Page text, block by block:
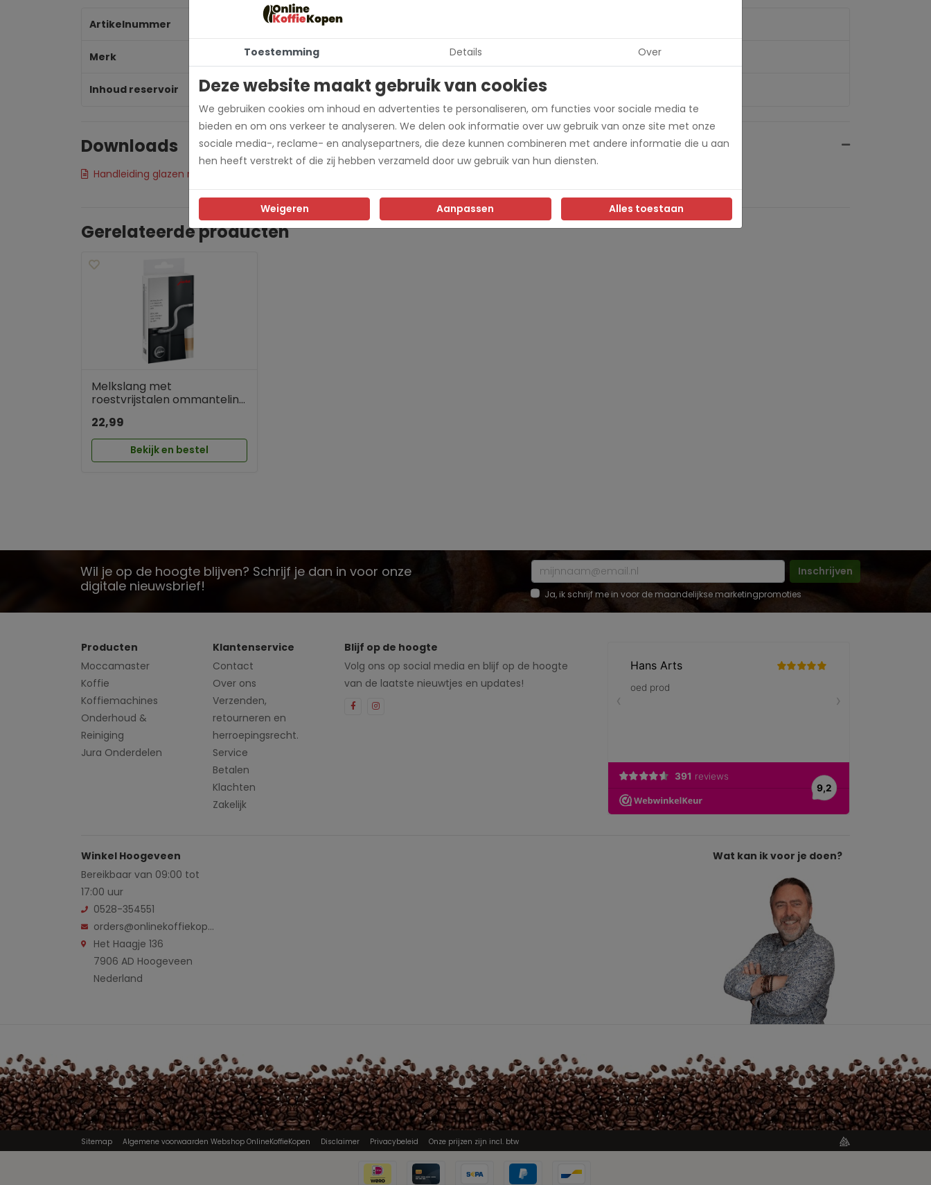
Artikelnummer 72570
Merk Jura
Inhoud reservoir 0,5 L
Downloads
Handleiding glazen melkhouder van Jura
Gerelateerde producten
Melkslang met
roestvrijstalen ommantelin...
22,99
Bekijk en bestel
Wil je op de hoogte blijven? Schrijf je dan in voor onze
digitale nieuwsbrief!
Inschrijven
Ja, ik schrijf me in voor de maandelijkse marketingpromoties
Producten
Moccamaster
Koffie
Koffiemachines
Onderhoud &
Reiniging
Jura Onderdelen
Klantenservice
Contact
Over ons
Verzenden,
retourneren en
herroepingsrecht.
Service
Betalen
Klachten
Zakelijk
Blijf op de hoogte
Volg ons op social media en blijf op de hoogte
van de laatste nieuwtjes en updates!
Winkel Hoogeveen
Bereikbaar van 09:00 tot
17:00 uur
0528-354551
orders@onlinekoffiekopen.nl
Het Haagje 136
7906 AD Hoogeveen
Nederland
Wat kan ik voor je doen?
Sitemap Algemene voorwaarden Webshop OnlineKoffieKopen Disclaimer Privacybeleid Onze prijzen zijn incl. btw
Toestemming Details Over
Deze website maakt gebruik van cookies
We gebruiken cookies om inhoud en advertenties te personaliseren, om functies voor sociale media te
bieden en om ons verkeer te analyseren. We delen ook informatie over uw gebruik van onze site met onze
sociale media-, reclame- en analysepartners, die deze kunnen combineren met andere informatie die u aan
hen heeft verstrekt of die zij hebben verzameld door uw gebruik van hun diensten.
Weigeren Aanpassen Alles toestaan